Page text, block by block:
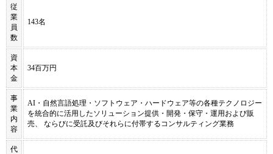
従
業
員
数
143名
資
本
金
34百万円
事
業
内
容
AI・自然言語処理・ソフトウェア・ハードウェア等の各種テクノロジー
を統合的に活用したソリューション提供・開発・保守・運用および販
売、 ならびに受託及びそれらに付帯するコンサルティング業務
代